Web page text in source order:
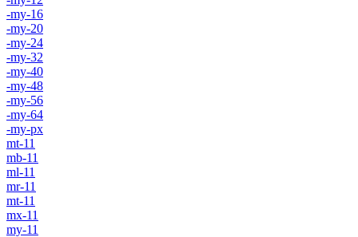
-my-16
-my-20
-my-24
-my-32
-my-40
-my-48
-my-56
-my-64
-my-px
mt-11
mb-11
ml-11
mr-11
mt-11
mx-11
my-11